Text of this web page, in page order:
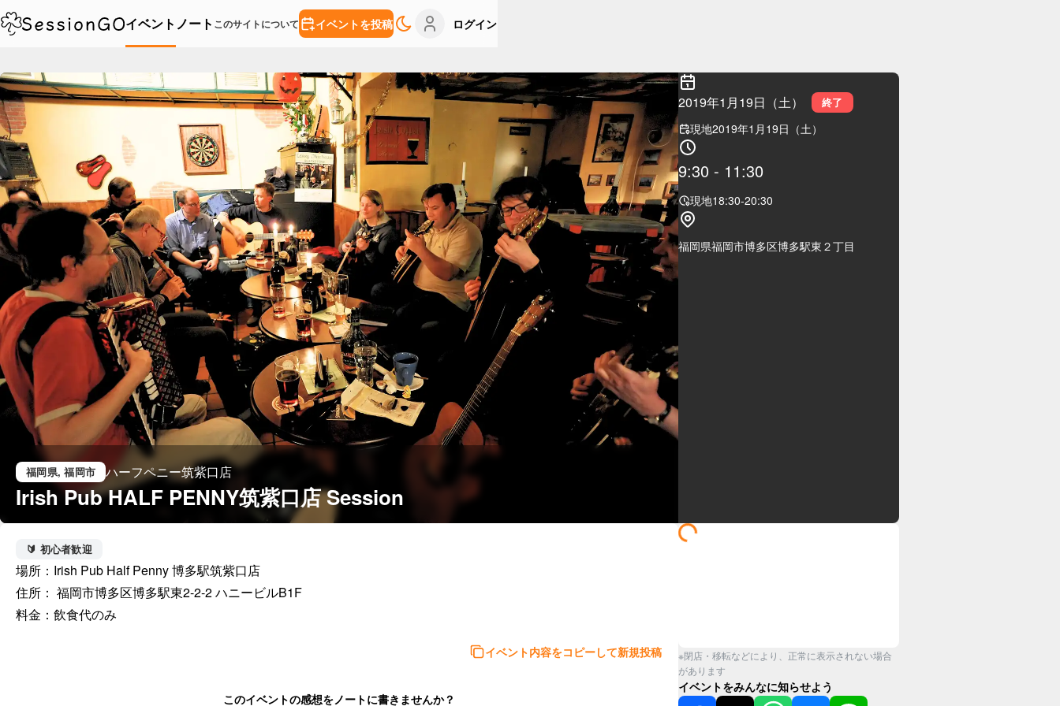
イベント ノート このサイトについて イベントを投稿 ログイン
福岡県, 福岡市 ハーフペニー筑紫口店
Irish Pub HALF PENNY筑紫口店 Session
2019年1月19日（土） 終了
現地2019年1月19日（土）
9:30 - 11:30
現地18:30-20:30
福岡県福岡市博多区博多駅東２丁目
🔰 初心者歓迎
場所：Irish Pub Half Penny 博多駅筑紫口店
住所： 福岡市博多区博多駅東2-2-2 ハニービルB1F
料金：飲食代のみ
イベント内容をコピーして新規投稿
このイベントの感想をノートに書きませんか？
※閉店・移転などにより、正常に表示されない場合
があります
イベントをみんなに知らせよう